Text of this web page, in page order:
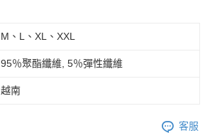
M、L、XL、XXL
95％聚酯纖維, 5％彈性纖維
越南
客服